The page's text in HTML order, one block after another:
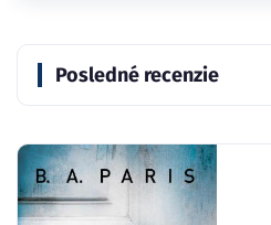
Posledné recenzie